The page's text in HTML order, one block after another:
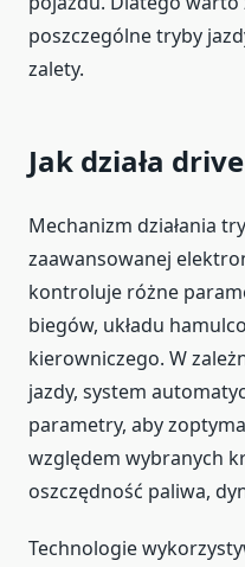
poszczególne tryby
zalety.
Jak działa
Mechanizm działania
zaawansowanej
kontroluje różne
biegów, układu
kierowniczego. W
jazdy, system
parametry, aby
względem wybranych
oszczędność paliwa,
Technologie